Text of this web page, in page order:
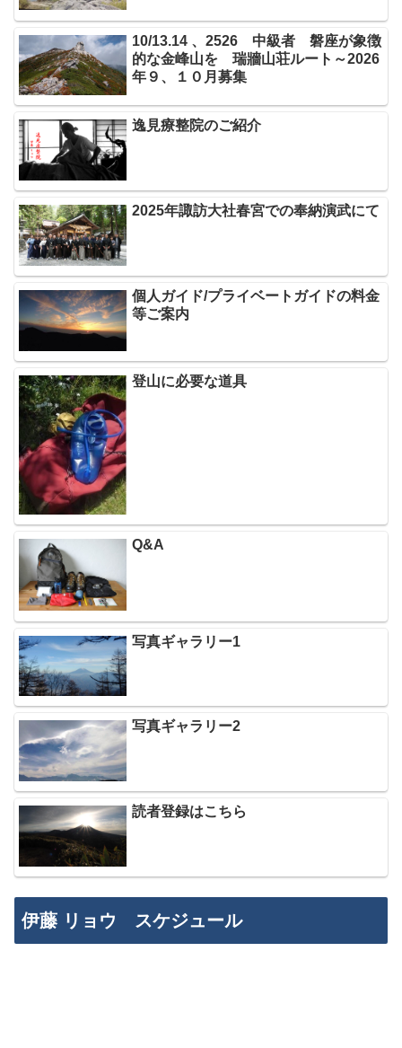
10/13.14 、2526 中級者 磐座が象徴
的な金峰山を 瑞牆山荘ルート～2026
年９、１０月募集
逸見療整院のご紹介
2025年諏訪大社春宮での奉納演武にて
個人ガイド/プライベートガイドの料金
等ご案内
登山に必要な道具
Q&A
写真ギャラリー1
写真ギャラリー2
読者登録はこちら
伊藤 リョウ スケジュール